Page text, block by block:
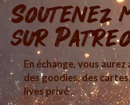
Soutenez
sur
En échange, vous
des goodies, des
lives privé ..